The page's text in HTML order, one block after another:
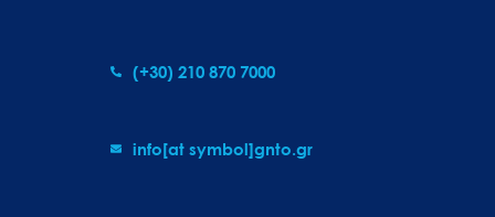
(+30) 210 870 7000
info[at symbol]gnto.gr